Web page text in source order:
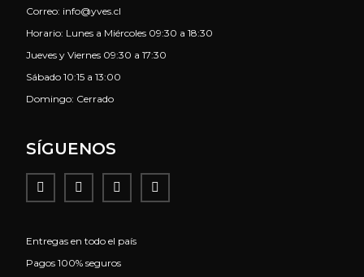
Correo: info@yves.cl
Horario: Lunes a Miércoles 09:30 a 18:30
Jueves y Viernes 09:30 a 17:30
Sábado 10:15 a 13:00
Domingo: Cerrado
SÍGUENOS
Entregas en todo el país
Pagos 100% seguros